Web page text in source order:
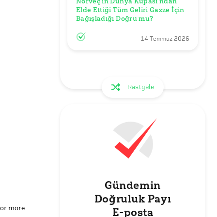
more
Elde Ettiği Tüm Geliri Gazze İçin
Bağışladığı Doğru mu?
14 Temmuz 2026
Rastgele
Gündemin
Doğruluk Payı
E-posta